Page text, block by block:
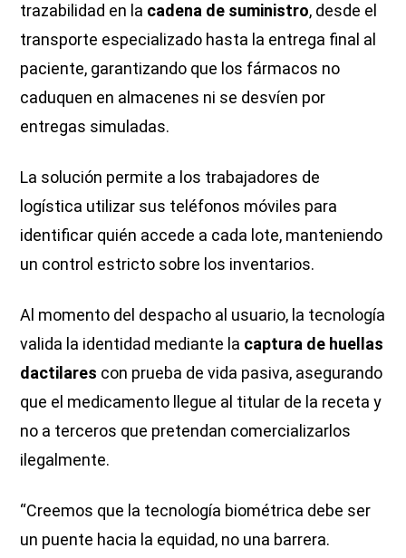
trazabilidad en la cadena de suministro, desde el
transporte especializado hasta la entrega final al
paciente, garantizando que los fármacos no
caduquen en almacenes ni se desvíen por
entregas simuladas.
La solución permite a los trabajadores de
logística utilizar sus teléfonos móviles para
identificar quién accede a cada lote, manteniendo
un control estricto sobre los inventarios.
Al momento del despacho al usuario, la tecnología
valida la identidad mediante la captura de huellas
dactilares con prueba de vida pasiva, asegurando
que el medicamento llegue al titular de la receta y
no a terceros que pretendan comercializarlos
ilegalmente.
“Creemos que la tecnología biométrica debe ser
un puente hacia la equidad, no una barrera.